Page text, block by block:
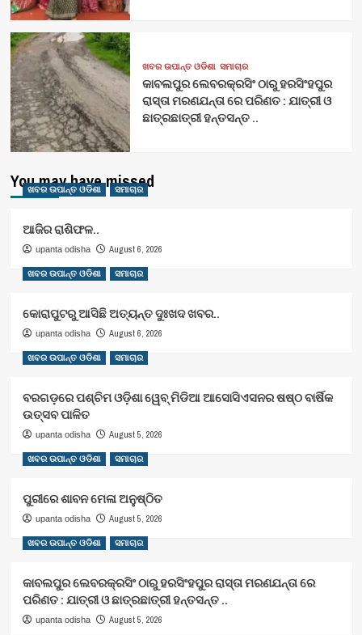
ଖବର ଉପାନ୍ତ ଓଡିଶା ସମାଚାର
କାବଲପୁର ଲେବରକ୍ରସିଂ ଠାରୁ ହରସିଂହପୁର
ରାସ୍ତା ମରଣଯନ୍ତା ରେ ପରିଣତ : ଯାତ୍ରୀ ଓ
ଛାତ୍ରଛାତ୍ରୀ ହନ୍ତସନ୍ତ ..
You may have missed
ଖବର ଉପାନ୍ତ ଓଡିଶା ସମାଚାର
ଆଜିର ରାଶିଫଳ..
upanta odisha August 6, 2026
ଖବର ଉପାନ୍ତ ଓଡିଶା ସମାଚାର
କୋରାପୁଟରୁ ଆସିଛି ଅତ୍ୟନ୍ତ ଦୁଃଖଦ ଖବର..
upanta odisha August 6, 2026
ଖବର ଉପାନ୍ତ ଓଡିଶା ସମାଚାର
ବରଗଡ଼ରେ ପଶ୍ଚିମ ଓଡ଼ିଶା ୱେବ୍ ମିଡିଆ ଆସୋସିଏସନର ଷଷ୍ଠ ବାର୍ଷିକ
ଉତ୍ସବ ପାଳିତ
upanta odisha August 5, 2026
ଖବର ଉପାନ୍ତ ଓଡିଶା ସମାଚାର
ପୁରୀରେ ଶାବନ ମେଳା ଅନୁଷ୍ଠିତ
upanta odisha August 5, 2026
ଖବର ଉପାନ୍ତ ଓଡିଶା ସମାଚାର
କାବଲପୁର ଲେବରକ୍ରସିଂ ଠାରୁ ହରସିଂହପୁର ରାସ୍ତା ମରଣଯନ୍ତା ରେ
ପରିଣତ : ଯାତ୍ରୀ ଓ ଛାତ୍ରଛାତ୍ରୀ ହନ୍ତସନ୍ତ ..
upanta odisha August 5, 2026